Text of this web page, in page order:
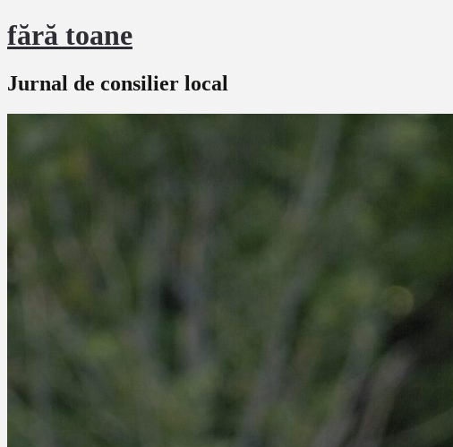
fără toane
Jurnal de consilier local